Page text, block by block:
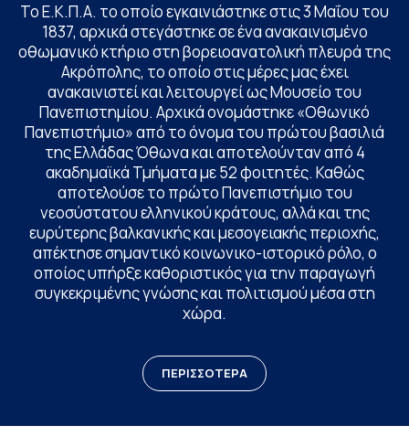
Το Ε.Κ.Π.Α. το οποίο εγκαινιάστηκε στις 3 Μαΐου του
1837, αρχικά στεγάστηκε σε ένα ανακαινισμένο
οθωμανικό κτήριο στη βορειοανατολική πλευρά της
Ακρόπολης, το οποίο στις μέρες μας έχει
ανακαινιστεί και λειτουργεί ως Μουσείο του
Πανεπιστημίου. Αρχικά ονομάστηκε «Οθωνικό
Πανεπιστήμιο» από το όνομα του πρώτου βασιλιά
της Ελλάδας Όθωνα και αποτελούνταν από 4
ακαδημαϊκά Τμήματα με 52 φοιτητές. Καθώς
αποτελούσε το πρώτο Πανεπιστήμιο του
νεοσύστατου ελληνικού κράτους, αλλά και της
ευρύτερης βαλκανικής και μεσογειακής περιοχής,
απέκτησε σημαντικό κοινωνικο-ιστορικό ρόλο, ο
οποίος υπήρξε καθοριστικός για την παραγωγή
συγκεκριμένης γνώσης και πολιτισμού μέσα στη
χώρα.
ΠΕΡΙΣΣΟΤΕΡΑ